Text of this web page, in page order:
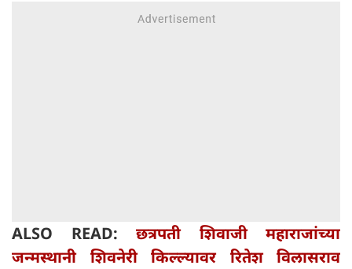
ALSO READ: छत्रपती शिवाजी महाराजांच्या
जन्मस्थानी शिवनेरी किल्ल्यावर रितेश विलासराव